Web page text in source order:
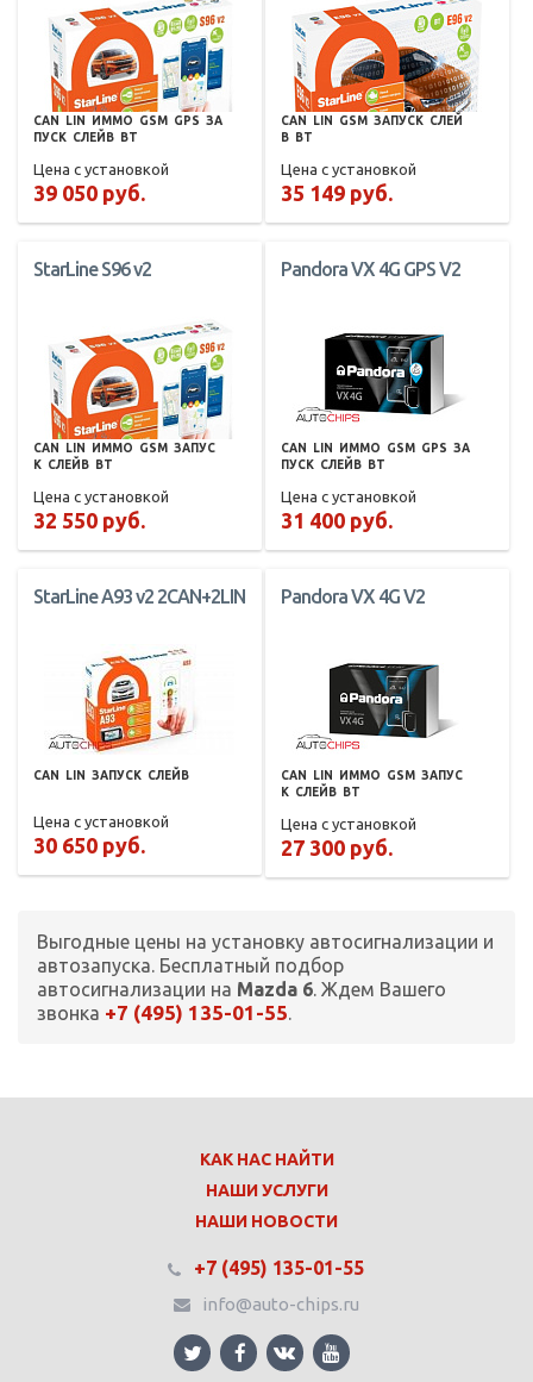
CAN LIN ИММО GSM GPS ЗА
ПУСК СЛЕЙВ BT
Цена с установкой
39 050 руб.
CAN LIN GSM ЗАПУСК СЛЕЙ
В
BT
Цена с установкой
35 149 руб.
StarLine S96 v2
CAN LIN ИММО GSM ЗАПУС
К СЛЕЙВ BT
Цена с установкой
32 550 руб.
Pandora VX 4G GPS V2
CAN LIN ИММО GSM GPS ЗА
ПУСК СЛЕЙВ BT
Цена с установкой
31 400 руб.
StarLine A93 v2 2CAN+2LIN
CAN LIN ЗАПУСК СЛЕЙВ
Цена с установкой
30 650 руб.
Pandora VX 4G V2
CAN LIN ИММО GSM ЗАПУС
К СЛЕЙВ BT
Цена с установкой
27 300 руб.
Выгодные цены на установку автосигнализации и
автозапуска. Бесплатный подбор
автосигнализации на Mazda 6. Ждем Вашего
звонка +7 (495) 135-01-55.
КАК НАС НАЙТИ
НАШИ УСЛУГИ
НАШИ НОВОСТИ
+7 (495) 135-01-55
info@auto-chips.ru